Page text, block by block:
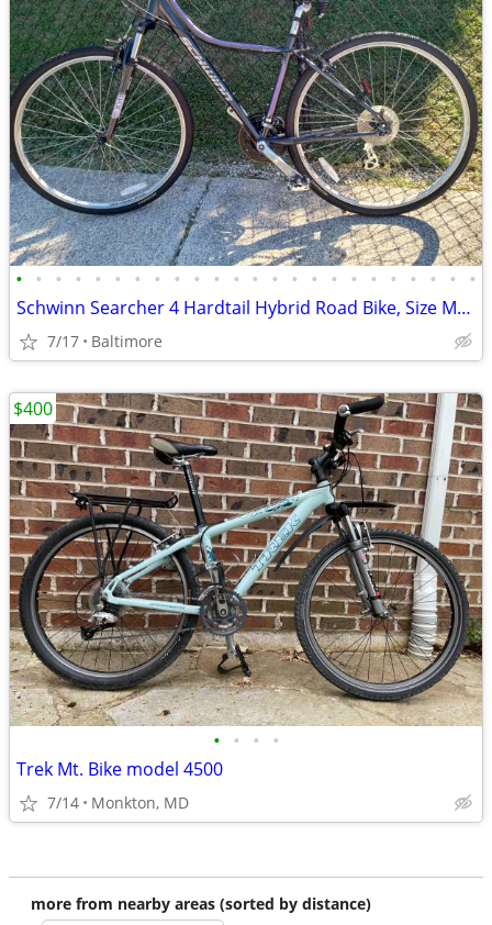
• • • • • • • • • • • • • • • • • • • • • • • •
Schwinn Searcher 4 Hardtail Hybrid Road Bike, Size Medium
7/17 Baltimore
• • • •
Trek Mt. Bike model 4500
7/14 Monkton, MD
$400
more from nearby areas (sorted by distance)